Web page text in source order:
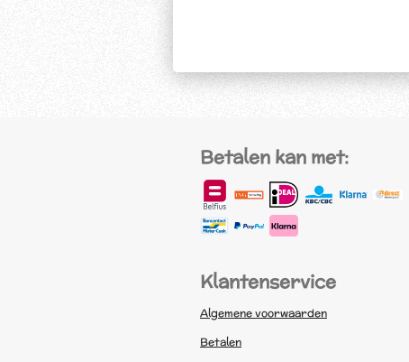
Betalen kan met:
Klantenservice
Algemene voorwaarden
Betalen